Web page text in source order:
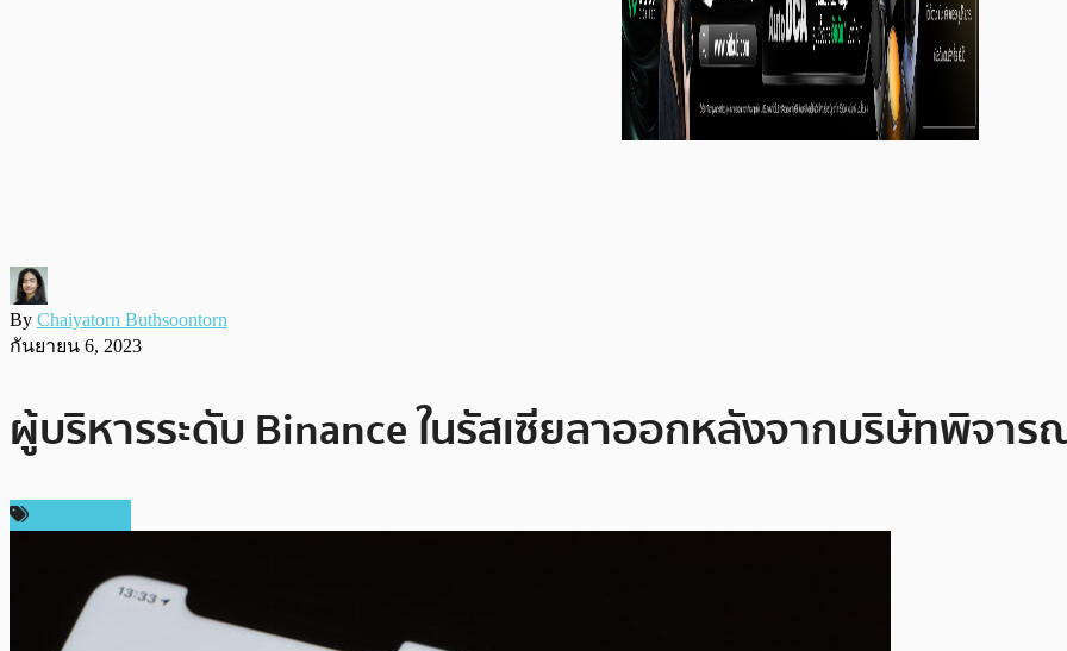
By Chaiyatorn Buthsoontorn
กันยายน 6, 2023
ผู้บริหารระดับ Binance ในรัสเซียลาออกหลังจากบริษัทพิจา